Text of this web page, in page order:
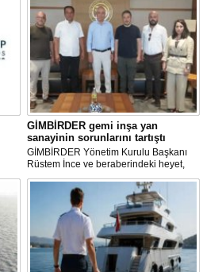
GİMBİRDER gemi inşa yan
sanayinin sorunlarını tartıştı
GİMBİRDER Yönetim Kurulu Başkanı
Rüstem İnce ve beraberindeki heyet,
YTSO Başkanı Cemil Demiryürek’i
ziyaret etti. Görüşmede tersane taşeron
firmalarının yaşadığı sektörel sorunlar
ile vergi uygulamalarındaki
mağduriyetler ele alındı.